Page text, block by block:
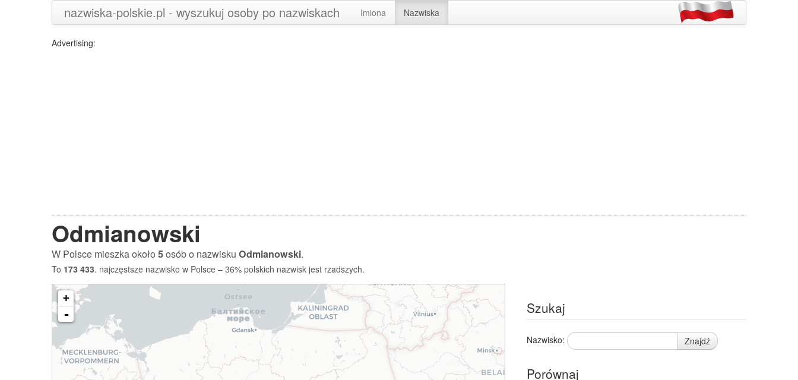
nazwiska-polskie.pl - wyszukuj osoby po nazwiskach Imiona Nazwiska
Advertising:
Odmianowski
W Polsce mieszka około5osób o nazwisku Odmianowski.
To 173 433. najczęstsze nazwisko w Polsce – 36% polskich nazwisk jest rzadszych.
+
- Szukaj
Nazwisko: Znajdź
Porównaj